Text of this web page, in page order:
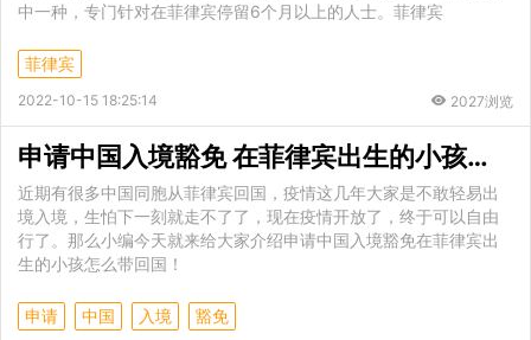
中一种，专门针对在菲律宾停留6个月以上的人士。菲律宾
菲律宾
2022-10-15 18:25:14 2027浏览
申请中国入境豁免 在菲律宾出生的小孩怎么带回国
近期有很多中国同胞从菲律宾回国，疫情这几年大家是不敢轻易出
境入境，生怕下一刻就走不了了，现在疫情开放了，终于可以自由
行了。那么小编今天就来给大家介绍申请中国入境豁免在菲律宾出
生的小孩怎么带回国！
申请 中国 入境 豁免